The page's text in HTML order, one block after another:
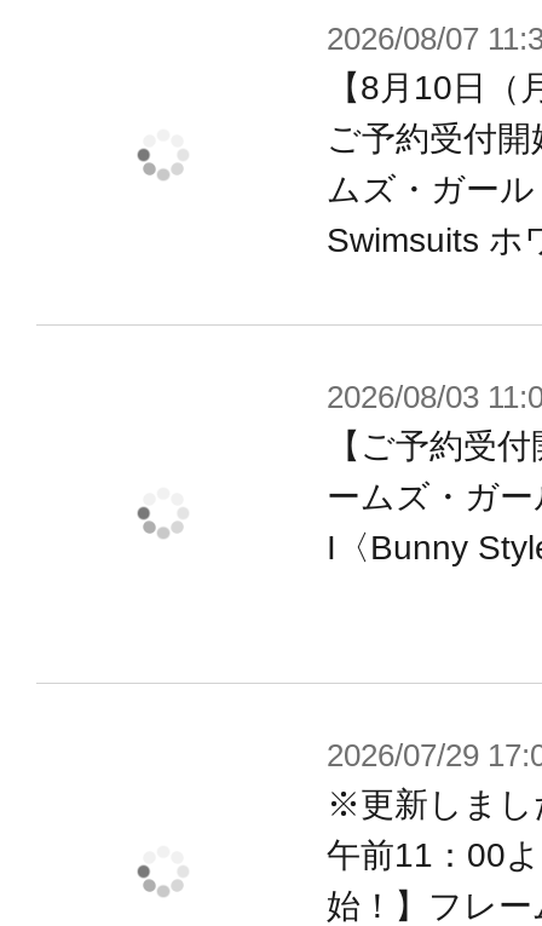
通常サイズ（100％）のほか90％お
※本製品は再生産品となります。
※画像は試作品です。仕様は予告な
2026/08/07
【8月10日
ご予約受付
ムズ・ガー
Swimsuits ホ
2026/08/03
【ご予約受
ームズ・ガ
I〈Bunny
2026/07/29
※更新しま
午前11：00
始！】フレ